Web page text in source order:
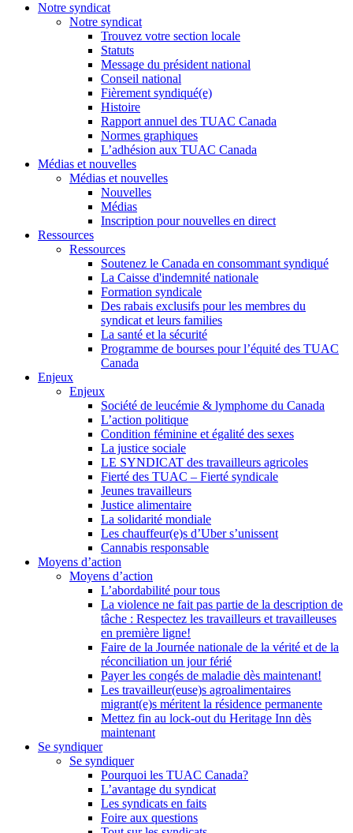
Notre syndicat
Notre syndicat
Trouvez votre section locale
Statuts
Message du président national
Conseil national
Fièrement syndiqué(e)
Histoire
Rapport annuel des TUAC Canada
Normes graphiques
L’adhésion aux TUAC Canada
Médias et nouvelles
Médias et nouvelles
Nouvelles
Médias
Inscription pour nouvelles en direct
Ressources
Ressources
Soutenez le Canada en consommant syndiqué
La Caisse d'indemnité nationale
Formation syndicale
Des rabais exclusifs pour les membres du
syndicat et leurs families
La santé et la sécurité
Programme de bourses pour l’équité des TUAC
Canada
Enjeux
Enjeux
Société de leucémie & lymphome du Canada
L’action politique
Condition féminine et égalité des sexes
La justice sociale
LE SYNDICAT des travailleurs agricoles
Fierté des TUAC – Fierté syndicale
Jeunes travailleurs
Justice alimentaire
La solidarité mondiale
Les chauffeur(e)s d’Uber s’unissent
Cannabis responsable
Moyens d’action
Moyens d’action
L’abordabilité pour tous
La violence ne fait pas partie de la description de
tâche : Respectez les travailleurs et travailleuses
en première ligne!
Faire de la Journée nationale de la vérité et de la
réconciliation un jour férié
Payer les congés de maladie dès maintenant!
Les travailleur(euse)s agroalimentaires
migrant(e)s méritent la résidence permanente
Mettez fin au lock-out du Heritage Inn dès
maintenant
Se syndiquer
Se syndiquer
Pourquoi les TUAC Canada?
L’avantage du syndicat
Les syndicats en faits
Foire aux questions